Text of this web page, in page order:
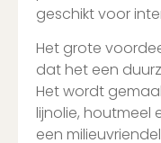
geschikt voor
Het grote
dat het een
Het wordt
lijnolie, houtmeel
een